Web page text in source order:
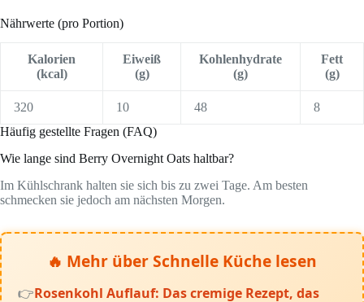
Nährwerte (pro Portion)
Kalorien
(kcal)
Eiweiß
(g)
Kohlenhydrate
(g)
Fett
(g)
320 10 48
8
Häufig gestellte Fragen (FAQ)
Wie lange sind Berry Overnight Oats haltbar?
Im Kühlschrank halten sie sich bis zu zwei Tage. Am besten
schmecken sie jedoch am nächsten Morgen.
🔥 Mehr über Schnelle Küche lesen
Rosenkohl Auflauf: Das cremige Rezept, das